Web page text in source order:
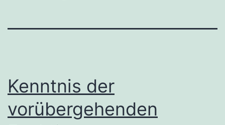
Kenntnis der
vorübergehenden